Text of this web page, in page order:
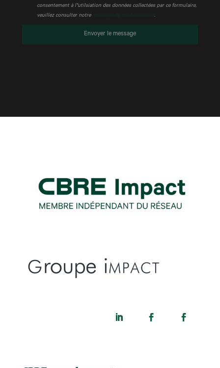
consentement à l"utilsiation des données collectées par ce formulaire,
veuillez consulter notre
.
Envoyer le message